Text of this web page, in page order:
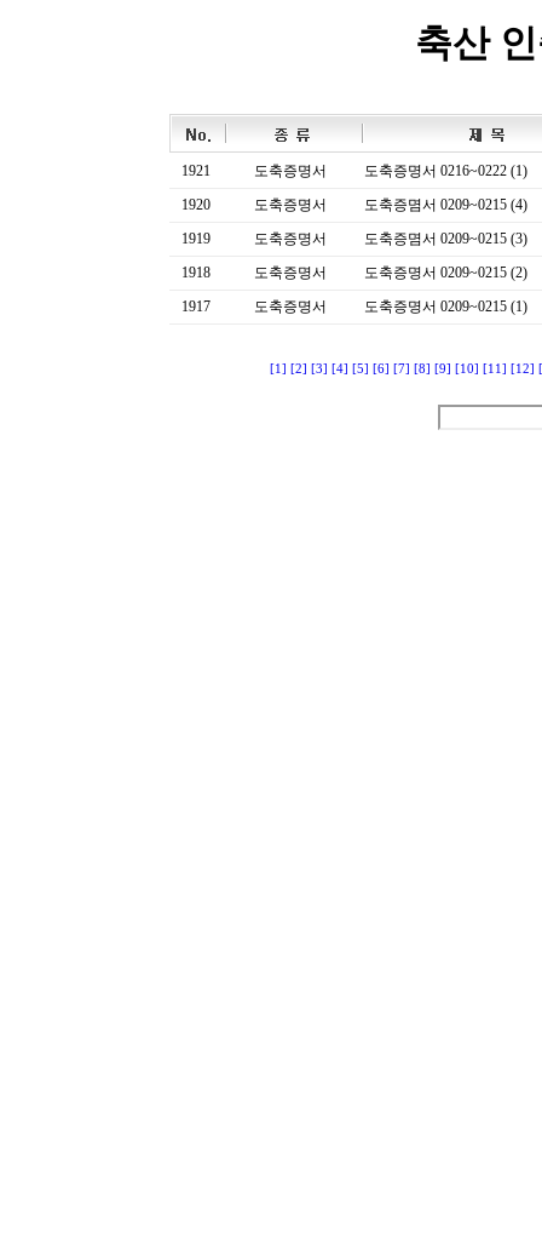
축산
1921 도축증명서
도축증명서 0216~0222 (1)
1920
도축증명서
도축증몀서 0209~0215 (4)
1919
도축증명서
도축증몀서 0209~0215 (3)
1918
도축증명서
도축증명서 0209~0215 (2)
1917
도축증명서 도축증명서 0209~0215 (1)
[1] [2] [3] [4] [5] [6] [7] [8] [9] [10] [11] [12]